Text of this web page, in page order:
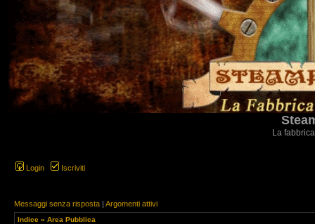
La
Login Iscriviti
Messaggi senza risposta | Argomenti attivi
Indice » Area Pubblica